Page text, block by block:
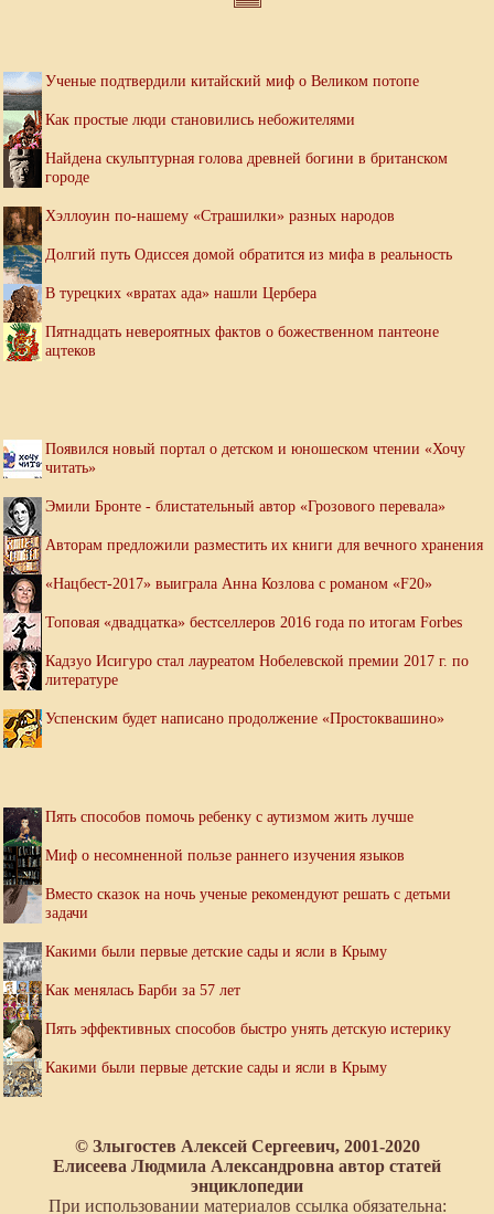
Ученые подтвердили китайский миф о Великом потопе
Как простые люди становились небожителями
Найдена скульптурная голова древней богини в британском
городе
Хэллоуин по-нашему «Страшилки» разных народов
Долгий путь Одиссея домой обратится из мифа в реальность
В турецких «вратах ада» нашли Цербера
Пятнадцать невероятных фактов о божественном пантеоне
ацтеков
Появился новый портал о детском и юношеском чтении «Хочу
читать»
Эмили Бронте - блистательный автор «Грозового перевала»
Авторам предложили разместить их книги для вечного хранения
«Нацбест-2017» выиграла Анна Козлова с романом «F20»
Топовая «двадцатка» бестселлеров 2016 года по итогам Forbes
Кадзуо Исигуро стал лауреатом Нобелевской премии 2017 г. по
литературе
Успенским будет написано продолжение «Простоквашино»
Пять способов помочь ребенку с аутизмом жить лучше
Миф о несомненной пользе раннего изучения языков
Вместо сказок на ночь ученые рекомендуют решать с детьми
задачи
Какими были первые детские сады и ясли в Крыму
Как менялась Барби за 57 лет
Пять эффективных способов быстро унять детскую истерику
Какими были первые детские сады и ясли в Крыму
© Злыгостев Алексей Сергеевич, 2001-2020
Елисеева Людмила Александровна автор статей
энциклопедии
При использовании материалов ссылка обязательна: